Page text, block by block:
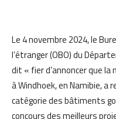
Le 4 novembre 2024, le
l’étranger (OBO) du
dit « fier d’annoncer que
à Windhoek, en Namibie, a
catégorie des bâtiments
concours des meilleurs